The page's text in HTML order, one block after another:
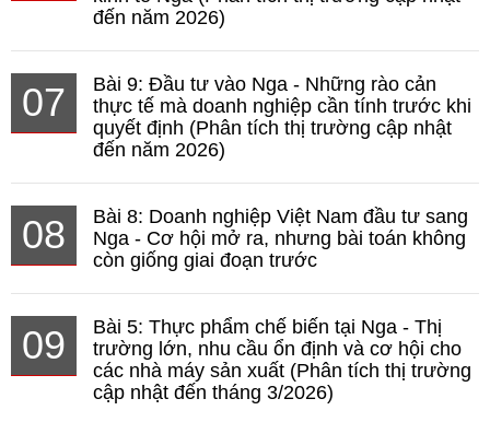
đến năm 2026)
07
Bài 9: Đầu tư vào Nga - Những rào cản
thực tế mà doanh nghiệp cần tính trước khi
quyết định (Phân tích thị trường cập nhật
đến năm 2026)
08
Bài 8: Doanh nghiệp Việt Nam đầu tư sang
Nga - Cơ hội mở ra, nhưng bài toán không
còn giống giai đoạn trước
09
Bài 5: Thực phẩm chế biến tại Nga - Thị
trường lớn, nhu cầu ổn định và cơ hội cho
các nhà máy sản xuất (Phân tích thị trường
cập nhật đến tháng 3/2026)